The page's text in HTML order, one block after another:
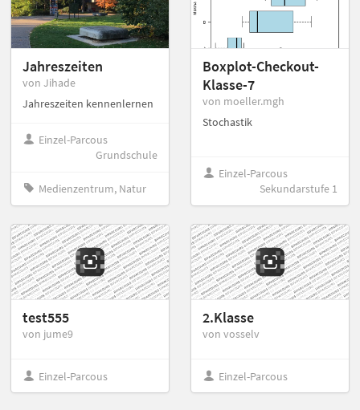
Jahreszeiten
von Jihade
Jahreszeiten kennenlernen
Einzel-Parcous
Grundschule
Medienzentrum, Natur
Boxplot-Checkout-
Klasse-7
von moeller.mgh
Stochastik
Einzel-Parcous
Sekundarstufe 1
test555
von jume9
Einzel-Parcous
2.Klasse
von vosselv
Einzel-Parcous